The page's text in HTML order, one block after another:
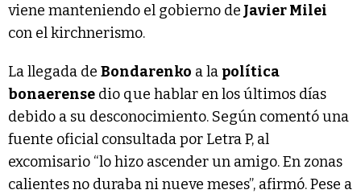
viene manteniendo el gobierno de Javier Milei
con el kirchnerismo.
La llegada de Bondarenko a la política
bonaerense dio que hablar en los últimos días
debido a su desconocimiento. Según comentó una
fuente oficial consultada por Letra P, al
excomisario “lo hizo ascender un amigo. En zonas
calientes no duraba ni nueve meses”, afirmó. Pese a